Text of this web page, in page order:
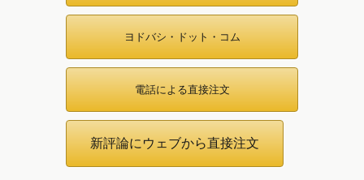
ヨドバシ・ドット・コム
電話による直接注文